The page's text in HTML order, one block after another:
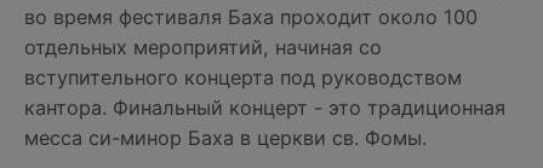
во время фестиваля Баха проходит около 100
отдельных мероприятий, начиная со
вступительного концерта под руководством
кантора. Финальный концерт - это традиционная
месса си-минор Баха в церкви св. Фомы.